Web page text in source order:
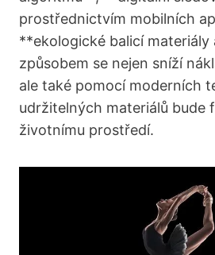
prostřednictvím mobilních
**ekologické balicí materiály
způsobem​ se ​nejen ⁤sníží
ale také ⁢pomocí ​moderních
udržitelných materiálů bude
životnímu prostředí.